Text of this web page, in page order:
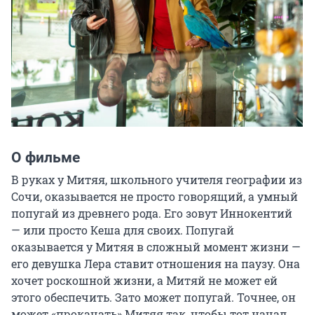
О фильме
В руках у Митяя, школьного учителя географии из
Сочи, оказывается не просто говорящий, а умный
попугай из древнего рода. Его зовут Иннокентий
— или просто Кеша для своих. Попугай
оказывается у Митяя в сложный момент жизни —
его девушка Лера ставит отношения на паузу. Она
хочет роскошной жизни, а Митяй не может ей
этого обеспечить. Зато может попугай. Точнее, он